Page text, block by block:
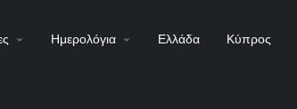
Ημερολόγια Ελλάδα Κύπρος